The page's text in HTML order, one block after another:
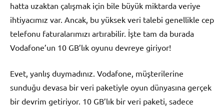
hatta uzaktan çalışmak için bile büyük miktarda veriye
ihtiyacımız var. Ancak, bu yüksek veri talebi genellikle cep
telefonu faturalarımızı artırabilir. İşte tam da burada
Vodafone’un 10 GB’lık oyunu devreye giriyor!
Evet, yanlış duymadınız. Vodafone, müşterilerine
sunduğu devasa bir veri paketiyle oyun dünyasına gerçek
bir devrim getiriyor. 10 GB’lık bir veri paketi, sadece